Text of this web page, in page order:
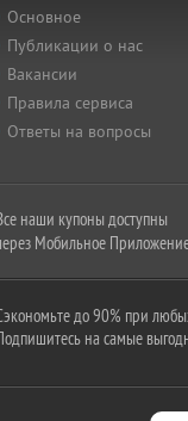
Основное
Публикации о нас
Вакансии
Правила сервиса
Ответы на вопросы
наши купоны доступны
Мобильное
до 90% при
на самые